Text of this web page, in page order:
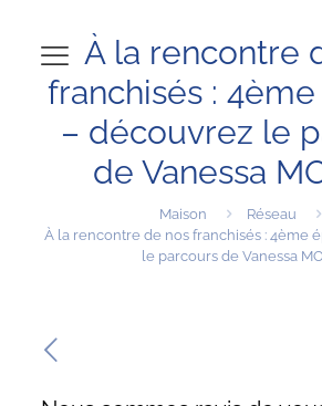
À la rencontre
franchisés :
– découvrez le
de Vanessa
Maison
Réseau
À la rencontre de nos franchisés : 4ème
le parcours de Vanessa